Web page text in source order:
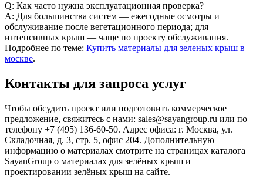
Q: Как часто нужна эксплуатационная проверка?
A: Для большинства систем — ежегодные осмотры и
обслуживание после вегетационного периода; для
интенсивных крыш — чаще по проекту обслуживания.
Подробнее по теме: Купить материалы для зеленых крыш в
москве.
Контакты для запроса услуг
Чтобы обсудить проект или подготовить коммерческое
предложение, свяжитесь с нами: sales@sayangroup.ru или по
телефону +7 (495) 136-60-50. Адрес офиса: г. Москва, ул.
Складочная, д. 3, стр. 5, офис 204. Дополнительную
информацию о материалах смотрите на страницах каталога
SayanGroup о материалах для зелёных крыш и
проектировании зелёных крыш на сайте.